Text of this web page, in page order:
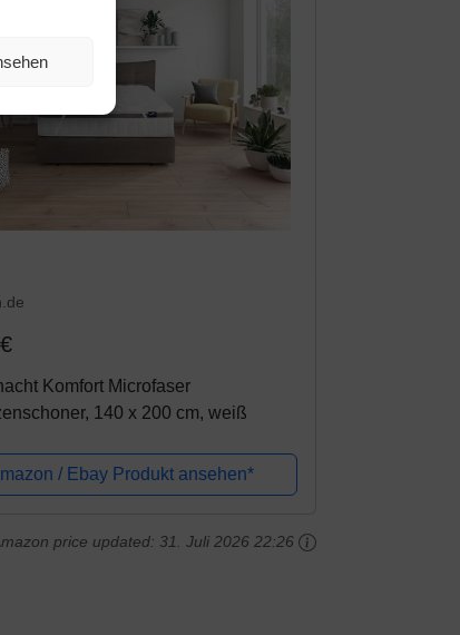
Komfort Microfaser
140 x 200 cm, weiß
/ Ebay Produkt ansehen*
price updated: 31. Juli 2026 22:26